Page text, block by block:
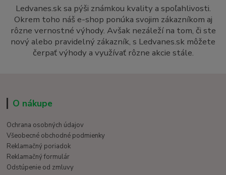
Ledvanes.sk sa pýši známkou kvality a spoľahlivosti.
Okrem toho náš e-shop ponúka svojim zákazníkom aj
rôzne vernostné výhody. Avšak nezáleží na tom, či ste
nový alebo pravidelný zákazník, s Ledvanes.sk môžete
čerpať výhody a využívať rôzne akcie stále.
O nákupe
Ochrana osobných údajov
Všeobecné obchodné podmienky
Reklamačný poriadok
Reklamačný formulár
Odstúpenie od zmluvy